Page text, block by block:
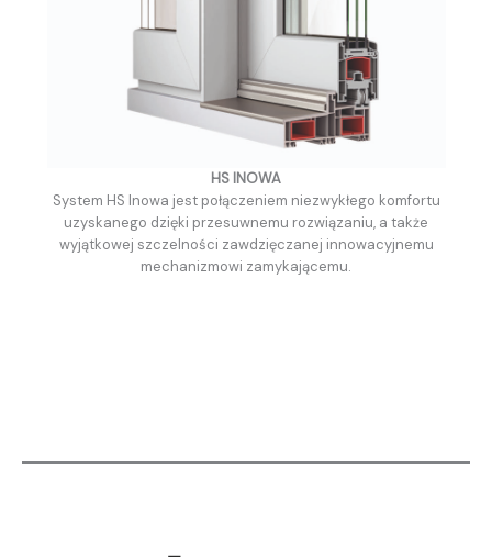
HS INOWA
System HS Inowa jest połączeniem niezwykłego komfortu
uzyskanego dzięki przesuwnemu rozwiązaniu, a także
wyjątkowej szczelności zawdzięczanej innowacyjnemu
mechanizmowi zamykającemu.